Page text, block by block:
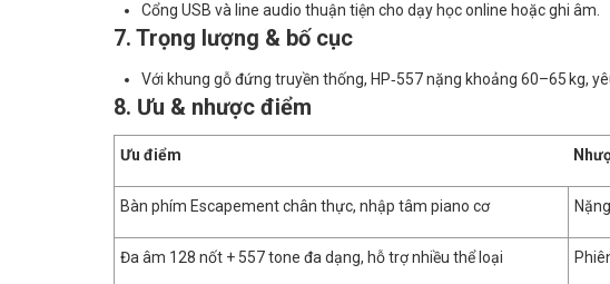
Cổng USB và line audio thuận tiện cho dạy học online hoặc ghi âm.
7. Trọng lượng & bố cục
Với khung gỗ đứng truyền thống, HP‑557 nặng khoảng 60–65 kg,
8. Ưu & nhược điểm
Ưu điểm
Bàn phím Escapement chân thực, nhập tâm piano cơ
Đa âm 128 nốt + 557 tone đa dạng, hỗ trợ nhiều thể loại